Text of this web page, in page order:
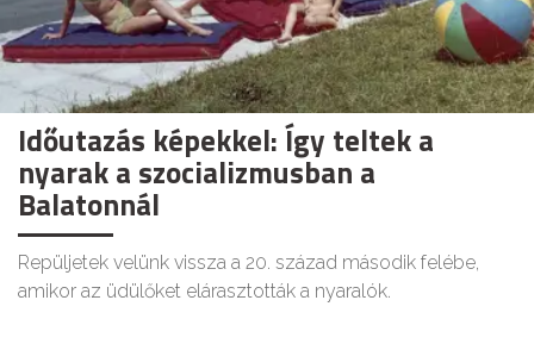
Időutazás képekkel: Így teltek a
nyarak a szocializmusban a
Balatonnál
Repüljetek velünk vissza a 20. század második felébe,
amikor az üdülőket elárasztották a nyaralók.